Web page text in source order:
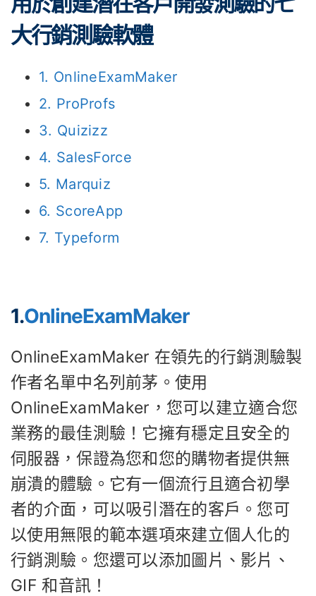
大行銷測驗軟體
1. OnlineExamMaker
2. ProProfs
3. Quizizz
4. SalesForce
5. Marquiz
6. ScoreApp
7. Typeform
1.OnlineExamMaker
OnlineExamMaker 在領先的行銷測驗製
作者名單中名列前茅。使用
OnlineExamMaker，您可以建立適合您
業務的最佳測驗！它擁有穩定且安全的
伺服器，保證為您和您的購物者提供無
崩潰的體驗。它有一個流行且適合初學
者的介面，可以吸引潛在的客戶。您可
以使用無限的範本選項來建立個人化的
行銷測驗。您還可以添加圖片、影片、
GIF 和音訊！